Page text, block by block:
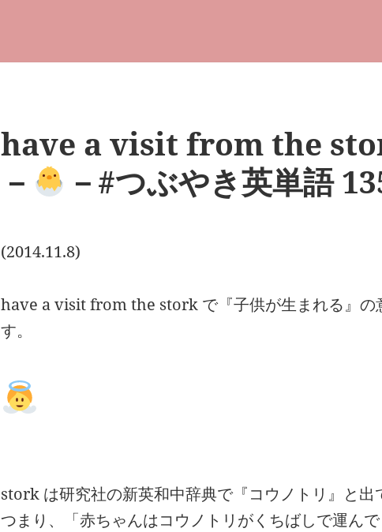
have a visit from the
－
－#つぶやき英単語
(2014.11.8)
have a visit from the stork で『子供が生まれる』の
す。
stork は研究社の新英和中辞典で『コウノトリ』と出
つまり、「赤ちゃんはコウノトリがくちばしで運ん